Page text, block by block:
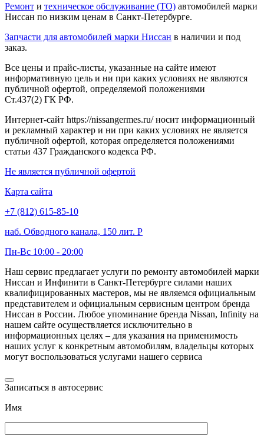
Ремонт и техническое обслуживание (ТО) автомобилей марки
Ниссан по низким ценам в Санкт-Петербурге.
Запчасти для автомобилей марки Ниссан в наличии и под
заказ.
Все цены и прайс-листы, указанные на сайте имеют
информативную цель и ни при каких условиях не являются
публичной офертой, определяемой положениями
Ст.437(2) ГК РФ.
Интернет-сайт https://nissangermes.ru/ носит информационный
и рекламный характер и ни при каких условиях не является
публичной офертой, которая определяется положениями
статьи 437 Гражданского кодекса РФ.
Не является публичной офертой
Карта сайта
+7 (812) 615-85-10
наб. Обводного канала, 150 лит. Р
Пн-Вс 10:00 - 20:00
Наш сервис предлагает услуги по ремонту автомобилей марки
Ниссан и Инфинити в Санкт-Петербурге силами наших
квалифицированных мастеров, мы не являемся официальным
представителем и официальным сервисным центром бренда
Ниссан в России. Любое упоминание бренда Nissan, Infinity на
нашем сайте осуществляется исключительно в
информационных целях – для указания на применимость
наших услуг к конкретным автомобилям, владельцы которых
могут воспользоваться услугами нашего сервиса
Записаться в автосервис
Имя